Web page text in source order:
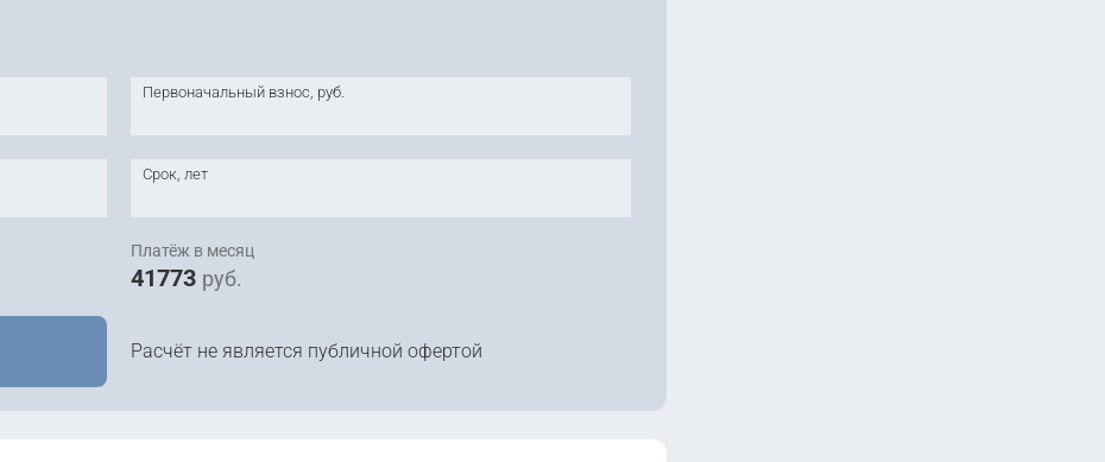
Первоначальный взнос, руб.
Срок, лет
Платёж в месяц
41773 руб.
Расчёт не является публичной офертой